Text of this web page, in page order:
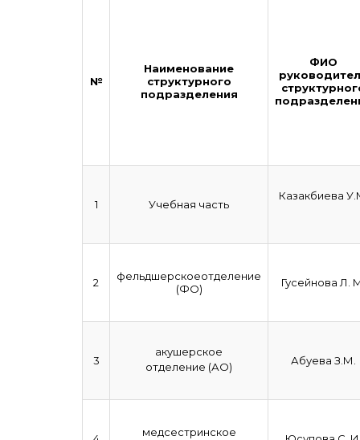
№
Наименование
структурного
подразделения
ФИО
1 Учебная часть
Казакбиева
2
фельдшерскоеотделение
(ФО)
Гусейнова Л.
3
акушерское
отделение (АО)
Абуева З.М.
медсестринское